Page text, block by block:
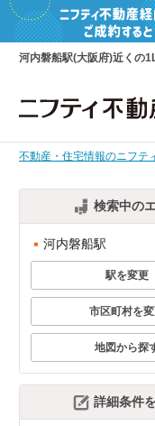
河内磐船駅(大阪府)近くの
不動産・住宅情報のニフテ
検索中の
河内磐船駅
駅を変更
市区町村を
地図から探
詳細条件